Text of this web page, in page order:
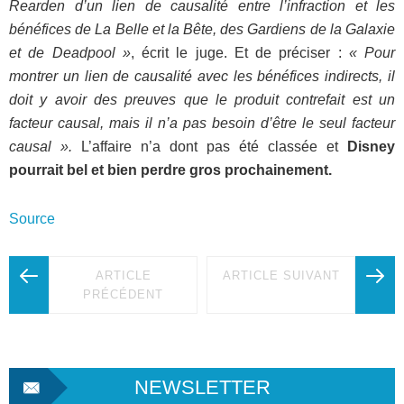
Rearden d’un lien de causalité entre l’infraction et les
bénéfices de La Belle et la Bête, des Gardiens de la Galaxie
et de Deadpool », écrit le juge. Et de préciser : « Pour
montrer un lien de causalité avec les bénéfices indirects, il
doit y avoir des preuves que le produit contrefait est un
facteur causal, mais il n’a pas besoin d’être le seul facteur
causal ».
L’affaire n’a dont pas été classée et
Disney
pourrait bel et bien perdre gros prochainement.
Source
ARTICLE
PRÉCÉDENT
ARTICLE SUIVANT
NEWSLETTER